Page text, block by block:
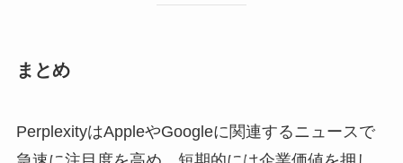
まとめ
PerplexityはAppleやGoogleに関連するニュースで